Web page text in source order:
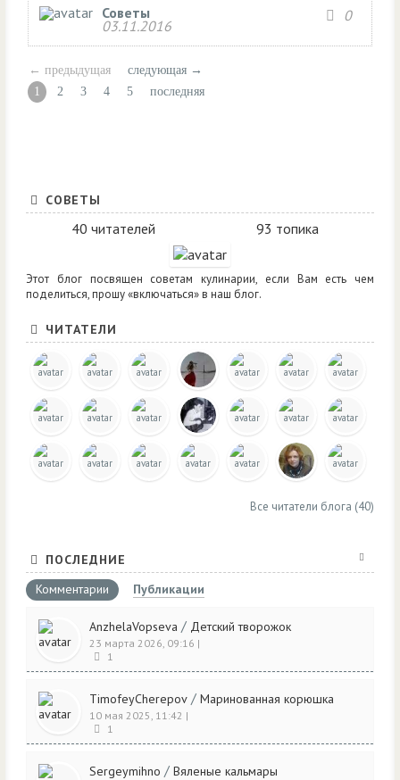
лимонной кислоты. При приготовлении десертов, для
замены лимонной кислоты достаточно будет от нескольких
капель до 1-2 чайных ложек...
Советы
03.11.2016
0
← предыдущая
следующая →
1
2 3 4 5 последняя
СОВЕТЫ
40 читателей 93 топика
Этот блог посвящен советам кулинарии, если Вам есть чем
поделиться, прошу «включаться» в наш блог.
ЧИТАТЕЛИ
Все читатели блога (40)
ПОСЛЕДНИЕ
Комментарии
Публикации
AnzhelaVopseva / Детский творожок
23 марта 2026, 09:16 |
1
TimofeyCherepov / Маринованная корюшка
10 мая 2025, 11:42 |
1
Sergeymihno / Вяленые кальмары